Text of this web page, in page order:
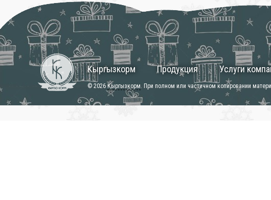
Кыргызкорм Продукция Услуги
© 2026 Кыргызкорм. При полном или частичном копировании